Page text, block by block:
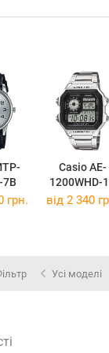
7B
Casio AE-
1200WHD-
грн. від 2 340
Усі моделі